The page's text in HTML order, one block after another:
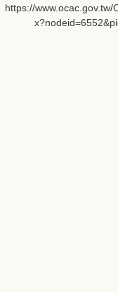
https://www.ocac.gov.tw/